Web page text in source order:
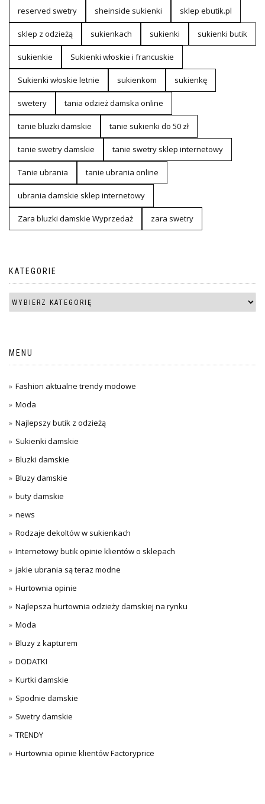
reserved swetry sheinside sukienki sklep ebutik.pl
sklep z odzieżą sukienkach sukienki sukienki butik
sukienkie Sukienki włoskie i francuskie
Sukienki włoskie letnie sukienkom sukienkę
swetery tania odzież damska online
tanie bluzki damskie tanie sukienki do 50 zł
tanie swetry damskie tanie swetry sklep internetowy
Tanie ubrania tanie ubrania online
ubrania damskie sklep internetowy
Zara bluzki damskie Wyprzedaż zara swetry
KATEGORIE
MENU
Fashion aktualne trendy modowe
Moda
Najlepszy butik z odzieżą
Sukienki damskie
Bluzki damskie
Bluzy damskie
buty damskie
news
Rodzaje dekoltów w sukienkach
Internetowy butik opinie klientów o sklepach
jakie ubrania są teraz modne
Hurtownia opinie
Najlepsza hurtownia odzieży damskiej na rynku
Moda
Bluzy z kapturem
DODATKI
Kurtki damskie
Spodnie damskie
Swetry damskie
TRENDY
Hurtownia opinie klientów Factoryprice